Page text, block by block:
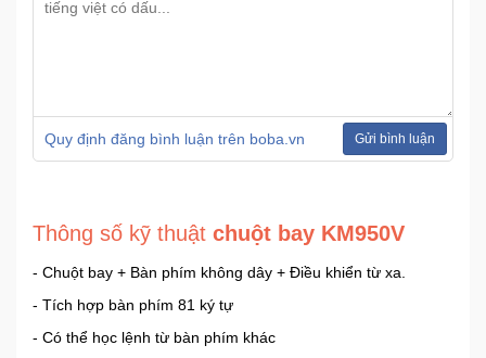
chơi
nghệ
Dịch
Quy định đăng bình luận trên boba.vn Gửi bình luận
Thông số kỹ thuật chuột bay KM950V
- Chuột bay + Bàn phím không dây + Điều khiển từ xa.
- Tích hợp bàn phím 81 ký tự
- Có thể học lệnh từ bàn phím khác